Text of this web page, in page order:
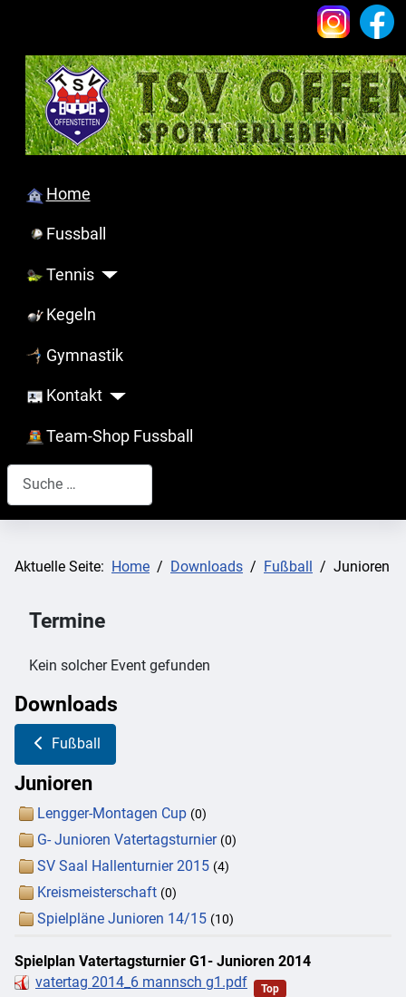
Home
Fussball
Tennis
Kegeln
Gymnastik
Kontakt
Team-Shop Fussball
Suchen
Aktuelle Seite: Home Downloads Fußball Junioren
Termine
Kein solcher Event gefunden
Downloads
Fußball
Junioren
Lengger-Montagen Cup (0)
G- Junioren Vatertagsturnier (0)
SV Saal Hallenturnier 2015 (4)
Kreismeisterschaft (0)
Spielpläne Junioren 14/15 (10)
Spielplan Vatertagsturnier G1- Junioren 2014
vatertag 2014_6 mannsch g1.pdf
Top